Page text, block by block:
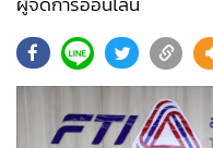
• ละคร
• CbizReview
Cyber BIZ
ผู้จัดกวน